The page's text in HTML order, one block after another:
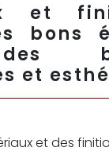
et
bons
et
et des